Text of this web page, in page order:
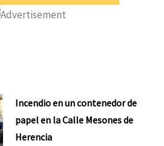
Incendio en un contenedor de
papel en la Calle Mesones de
Herencia